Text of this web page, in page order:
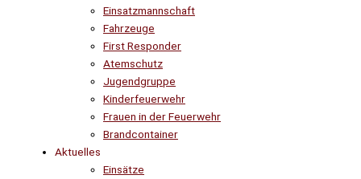
Einsatzmannschaft
Fahrzeuge
First Responder
Atemschutz
Jugendgruppe
Kinderfeuerwehr
Frauen in der Feuerwehr
Brandcontainer
Aktuelles
Einsätze